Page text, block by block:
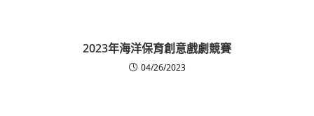
2023年海洋保育創意戲劇競賽
04/26/2023